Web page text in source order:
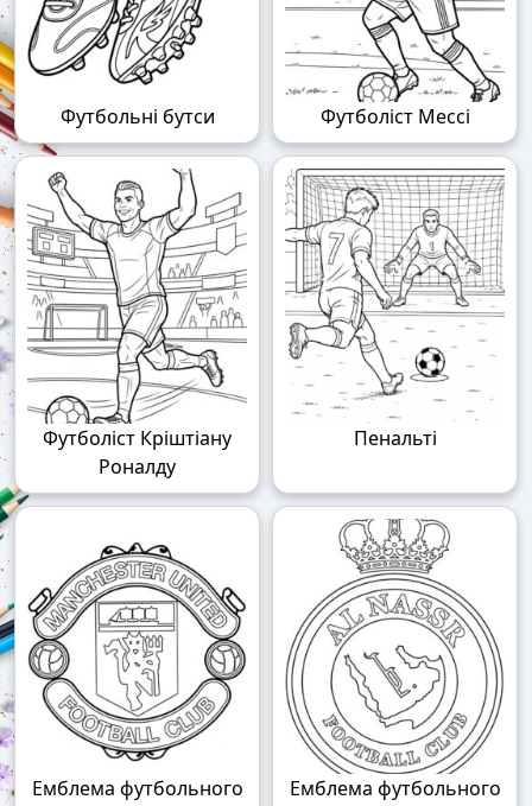
Футбольні бутси Футболіст Мессі
Футболіст Кріштіану
Роналду
Пенальті
Емблема футбольного
Емблема футбольного